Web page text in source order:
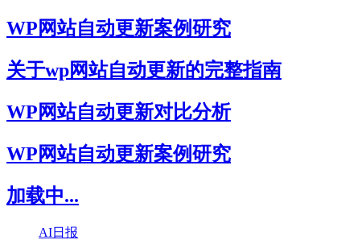
WP网站自动更新案例研究
关于wp网站自动更新的完整指南
WP网站自动更新对比分析
WP网站自动更新案例研究
加载中...
AI日报